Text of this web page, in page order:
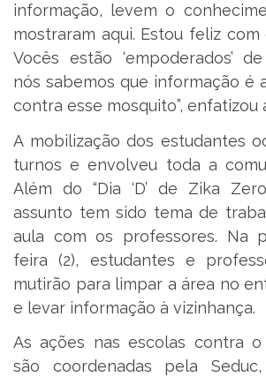
informação, levem o
mostraram aqui. Estou feliz
Vocês estão ‘empoderados’
nós sabemos que informação é
contra esse mosquito”, enfatizou
A mobilização dos estudantes
turnos e envolveu toda a
Além do “Dia ‘D’ de Zika
assunto tem sido tema de
aula com os professores. Na
feira (2), estudantes e
mutirão para limpar a área no
e levar informação à vizinhança.
As ações nas escolas contra
são coordenadas pela